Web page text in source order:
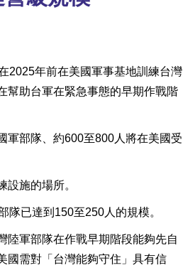
2025年前在美國軍事基地訓練台灣
幫助台軍在緊急事態的早期作戰階
軍部隊、約600至800人將在美國受
施的場所。
已達到150至250人的規模。
陸軍部隊在作戰早期階段能夠先自
國需對「台灣能夠守住」具有信